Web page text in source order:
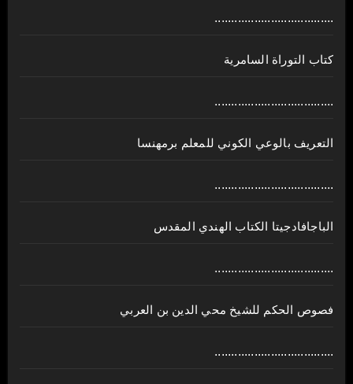
....................................
كتاب التوراة السامرية
....................................
ﺍﻟﺘﻌﺮﻳﻒ ﺑﺎﻟﻮﻋﻲ ﺍﻟﻜﻮﻧﻲ للمعلم برمهنسا
....................................
الباجافادجيتا الكتاب الهندي المقدس
....................................
فصوص الحكم للشيخ محي الدين بن العربي
....................................